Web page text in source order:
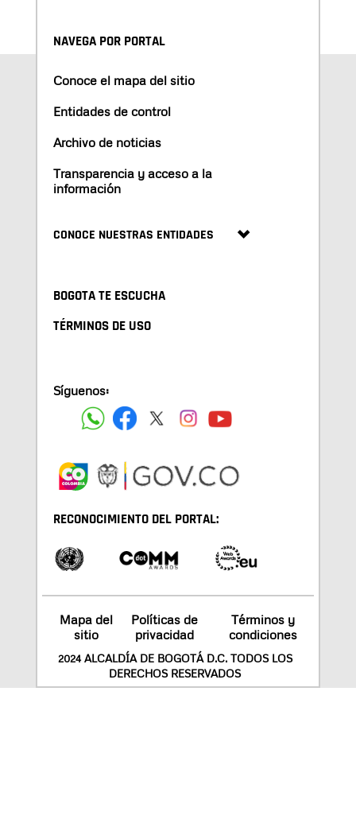
NAVEGA POR PORTAL
Conoce el mapa del sitio
Entidades de control
Archivo de noticias
Transparencia y acceso a la
información
CONOCE NUESTRAS ENTIDADES
BOGOTA TE ESCUCHA
TÉRMINOS DE USO
Síguenos:
RECONOCIMIENTO DEL PORTAL:
Mapa del
sitio
Políticas de
privacidad
Términos y
condiciones
2024 ALCALDÍA DE BOGOTÁ D.C. TODOS LOS
DERECHOS RESERVADOS